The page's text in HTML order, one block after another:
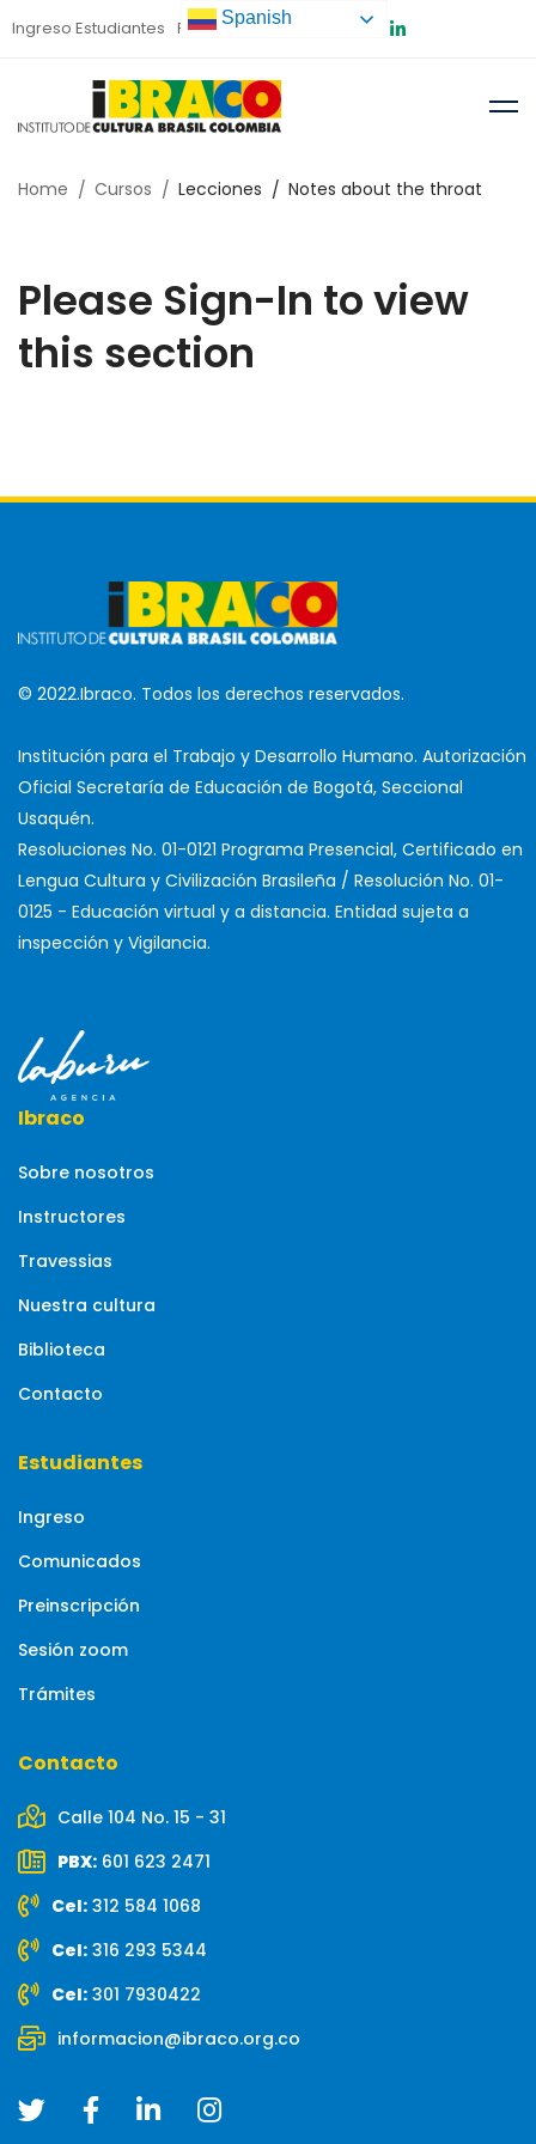
Ingreso Estudiantes Preinscripción
Home Cursos Lecciones Notes about the throat
Please Sign-In to view
this section
© 2022.Ibraco. Todos los derechos reservados.
Institución para el Trabajo y Desarrollo Humano. Autorización
Oficial Secretaría de Educación de Bogotá, Seccional
Usaquén.
Resoluciones No. 01-0121 Programa Presencial, Certificado en
Lengua Cultura y Civilización Brasileña / Resolución No. 01-
0125 - Educación virtual y a distancia. Entidad sujeta a
inspección y Vigilancia.
Ibraco
Sobre nosotros
Instructores
Travessias
Nuestra cultura
Biblioteca
Contacto
Estudiantes
Ingreso
Comunicados
Preinscripción
Sesión zoom
Trámites
Contacto
Calle 104 No. 15 - 31
PBX: 601 623 2471
Cel: 312 584 1068
Cel: 316 293 5344
Cel: 301 7930422
informacion@ibraco.org.co
Spanish